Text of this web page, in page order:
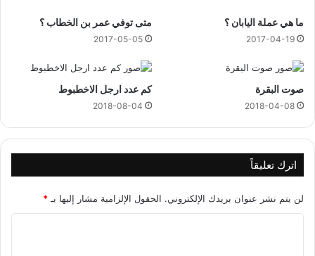
م
ك
ا
ما هي عملة اليابان ؟
2017-04-19
متى توفي عمر بن الخطاب ؟
2017-05-05
صوت البقرة
2018-04-08
كم عدد ارجل الاخطبوط
2018-08-04
اترك تعليقاً
لن يتم نشر عنوان بريدك الإلكتروني. الحقول الإلزامية مشار إليها بـ *